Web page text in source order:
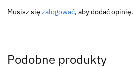
Musisz się zalogować, aby dodać opinię.
Podobne produkty